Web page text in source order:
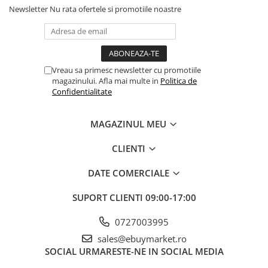
Banda adeziva
Fete Masa si Perdele Franjurate
Lumanari si Toppere
Seturi si Arcade Baloane
Articole Craciun Bucatarie
Decoratiune Muzicala Craciun
Despre acest articol
Designul mat al cuierului este rezistent la umezeala și este
Lungimea cuierului de haine poate fi ajustata pentru a se potrivi
nevoilor dumneavoastra.
Acest umeraș ocupa puțin spațiu pentru depozitare dupa pliere și
Newsletter Nu rata ofertele si promotiile noastre
Vreau sa primesc newsletter cu promotiile
magazinului. Afla mai multe in Politica de
Confidentialitate
MAGAZINUL MEU
CLIENTI
DATE COMERCIALE
SUPORT CLIENTI 09:00-17:00
0727003995
sales@ebuymarket.ro
SOCIAL URMARESTE-NE IN SOCIAL MEDIA